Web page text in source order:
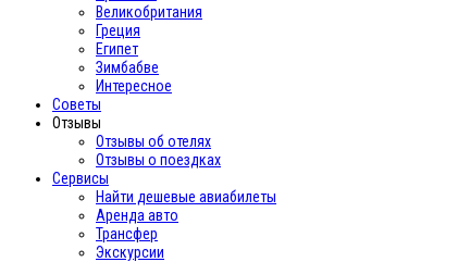
Великобритания
Греция
Египет
Зимбабве
Интересное
Cоветы
Отзывы
Отзывы об отелях
Отзывы о поездках
Сервисы
Найти дешевые авиабилеты
Аренда авто
Трансфер
Экскурсии